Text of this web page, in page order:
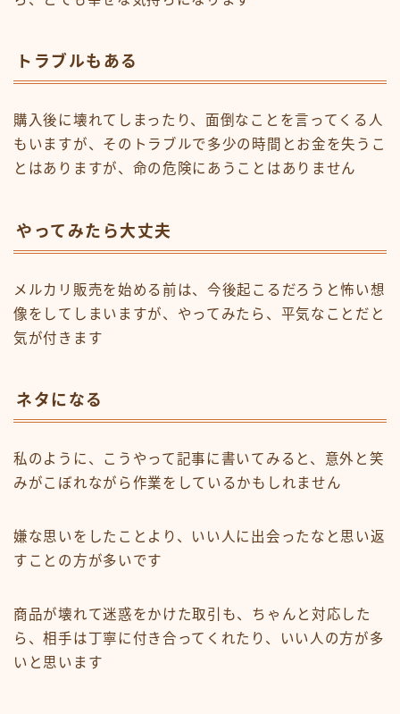
トラブルもある
購入後に壊れてしまったり、面倒なことを言ってくる人
もいますが、そのトラブルで多少の時間とお金を失うこ
とはありますが、命の危険にあうことはありません
やってみたら大丈夫
メルカリ販売を始める前は、今後起こるだろうと怖い想
像をしてしまいますが、やってみたら、平気なことだと
気が付きます
ネタになる
私のように、こうやって記事に書いてみると、意外と笑
みがこぼれながら作業をしているかもしれません
嫌な思いをしたことより、いい人に出会ったなと思い返
すことの方が多いです
商品が壊れて迷惑をかけた取引も、ちゃんと対応した
ら、相手は丁寧に付き合ってくれたり、いい人の方が多
いと思います